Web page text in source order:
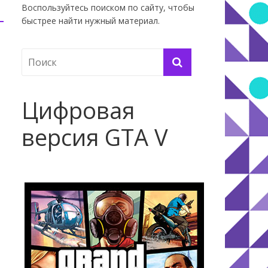
Воспользуйтесь поиском по сайту, чтобы
быстрее найти нужный материал.
Цифровая
версия GTA V